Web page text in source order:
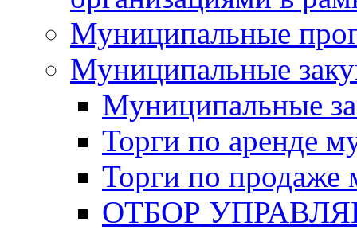
Муниципальные
Муниципальные
Муниципальные
Торги по аренде
Торги по продаже
ОТБОР